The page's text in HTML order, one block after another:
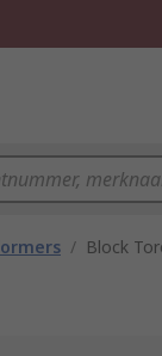
/ Block